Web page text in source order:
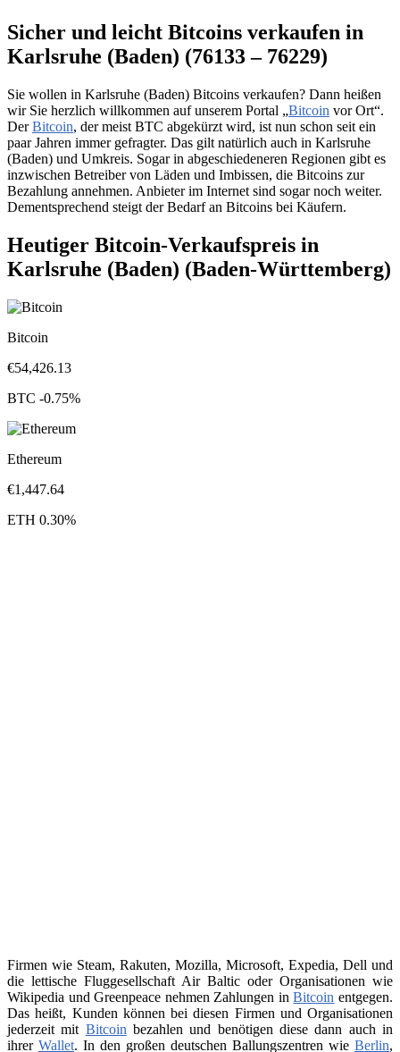
Sicher und leicht Bitcoins verkaufen in
Karlsruhe (Baden) (76133 – 76229)
Sie wollen in Karlsruhe (Baden) Bitcoins verkaufen? Dann heißen
wir Sie herzlich willkommen auf unserem Portal „Bitcoin vor Ort“.
DerBitcoin, der meist BTC abgekürzt wird, ist nun schon seit ein
paar Jahren immer gefragter. Das gilt natürlich auch in Karlsruhe
(Baden) und Umkreis. Sogar in abgeschiedeneren Regionen gibt es
inzwischen Betreiber von Läden und Imbissen, die Bitcoins zur
Bezahlung annehmen. Anbieter im Internet sind sogar noch weiter.
Dementsprechend steigt der Bedarf an Bitcoins bei Käufern.
Heutiger Bitcoin-Verkaufspreis in
Karlsruhe (Baden) (Baden-Württemberg)
Bitcoin
€54,426.13
BTC -0.75%
Ethereum
€1,447.64
ETH 0.30%
Firmen wie Steam, Rakuten, Mozilla, Microsoft, Expedia, Dell und
die lettische Fluggesellschaft Air Baltic oder Organisationen wie
Wikipedia und Greenpeace nehmen Zahlungen inBitcoin entgegen.
Das heißt, Kunden können bei diesen Firmen und Organisationen
jederzeit mit Bitcoin bezahlen und benötigen diese dann auch in
ihrer Wallet. In den großen deutschen Ballungszentren wie Berlin,